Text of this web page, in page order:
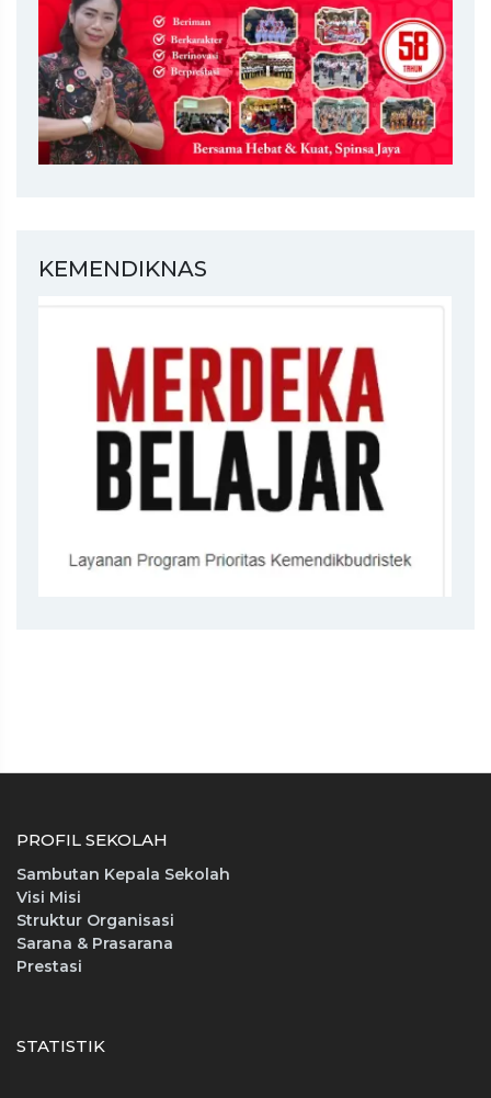
KEMENDIKNAS
PROFIL SEKOLAH
Sambutan Kepala Sekolah
Visi Misi
Struktur Organisasi
Sarana & Prasarana
Prestasi
STATISTIK